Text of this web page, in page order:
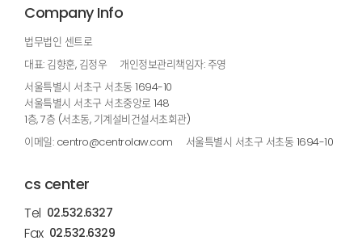
Company Info
법무법인 센트로
대표: 김향훈, 김정우
개인정보관리책임자: 주영
서울특별시 서초구 서초동 1694-10
서울특별시 서초구 서초중앙로 148
1층, 7층 (서초동, 기계설비건설서초회관)
이메일: centro@centrolaw.com
서울특별시 서초구 서초동 1694-10
cs center
Tel 02.532.6327
Fax 02.532.6329